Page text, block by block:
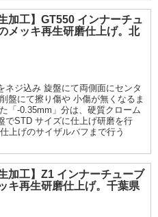
生加工】GT550 インナーチュ
メッキ再生研磨仕上げ。北
ネジ込み 旋盤にて両側面にセンタ
盤にて擦り傷や 小傷が無くなるま
「-0.35mm」分は、硬質クローム
でSTD サイズに仕上げ研磨を行
上げのサイザルバフまで行う
生加工】Z1 インナーチューブ
キ再生研磨仕上げ。千葉県